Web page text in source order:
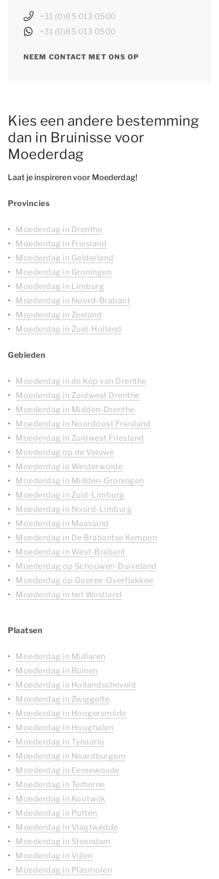
+31 (0)85 013 0500
+31 (0)85 013 0500
NEEM CONTACT MET ONS OP
Kies een andere bestemming
dan in Bruinisse voor
Moederdag
Laat je inspireren voor Moederdag!
Provincies
Moederdag in Drenthe
Moederdag in Friesland
Moederdag in Gelderland
Moederdag in Groningen
Moederdag in Limburg
Moederdag in Noord-Brabant
Moederdag in Zeeland
Moederdag in Zuid-Holland
Gebieden
Moederdag in de Kop van Drenthe
Moederdag in Zuidwest Drenthe
Moederdag in Midden-Drenthe
Moederdag in Noordoost Friesland
Moederdag in Zuidwest Friesland
Moederdag op de Veluwe
Moederdag in Westerwolde
Moederdag in Midden-Groningen
Moederdag in Zuid-Limburg
Moederdag in Noord-Limburg
Moederdag in Maasland
Moederdag in De Brabantse Kempen
Moederdag in West-Brabant
Moederdag op Schouwen-Duiveland
Moederdag op Goeree-Overflakkee
Moederdag in het Westland
Plaatsen
Moederdag in Midlaren
Moederdag in Ruinen
Moederdag in Hollandscheveld
Moederdag in Zwiggelte
Moederdag in Hoogersmilde
Moederdag in Hooghalen
Moederdag in Tynaarlo
Moederdag in Noardburgum
Moederdag in Eernewoude
Moederdag in Terherne
Moederdag in Kootwijk
Moederdag in Putten
Moederdag in Vlagtwedde
Moederdag in Steendam
Moederdag in Vijlen
Moederdag in Plasmolen